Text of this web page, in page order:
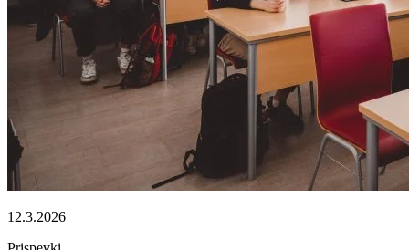
12.3.2026